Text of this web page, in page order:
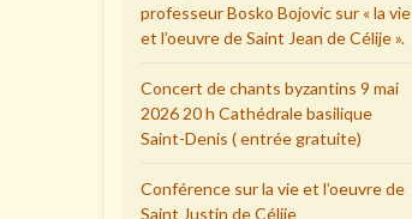
professeur Bosko Bojovic sur « la vie
et l’oeuvre de Saint Jean de Célije ».
Concert de chants byzantins 9 mai
2026 20 h Cathédrale basilique
Saint-Denis ( entrée gratuite)
Conférence sur la vie et l’oeuvre de
Saint Justin de Célije